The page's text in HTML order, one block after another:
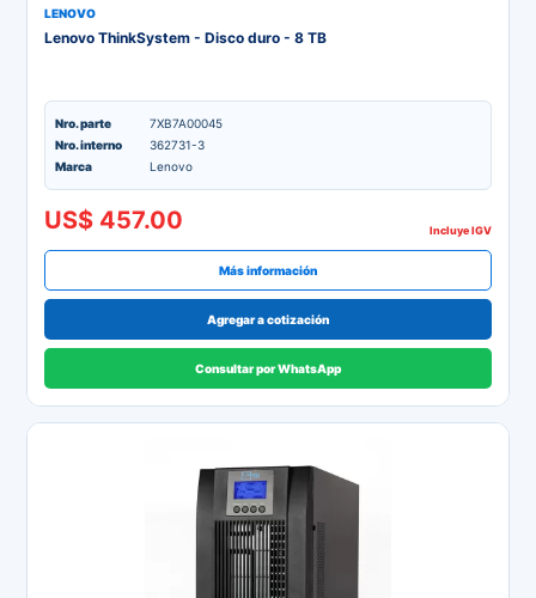
LENOVO
Lenovo ThinkSystem - Disco duro - 8 TB
Nro. parte
7XB7A00045
Nro. interno
362731-3
Marca
Lenovo
US$ 457.00 Incluye IGV
Más información
Agregar a cotización
Consultar por WhatsApp